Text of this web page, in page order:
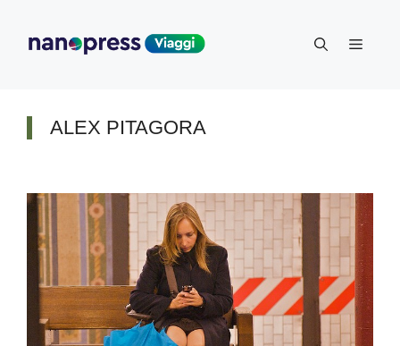
contenuto
Menu
ALEX PITAGORA